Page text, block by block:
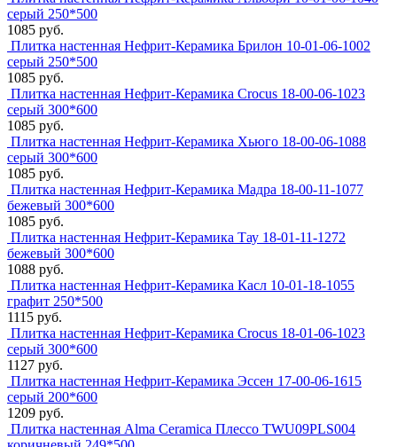
серый 250*500
1085 руб.
Плитка настенная Нефрит-Керамика Брилон 10-01-06-1002
серый 250*500
1085 руб.
Плитка настенная Нефрит-Керамика Crocus 18-00-06-1023
серый 300*600
1085 руб.
Плитка настенная Нефрит-Керамика Хьюго 18-00-06-1088
серый 300*600
1085 руб.
Плитка настенная Нефрит-Керамика Мадра 18-00-11-1077
бежевый 300*600
1085 руб.
Плитка настенная Нефрит-Керамика Тау 18-01-11-1272
бежевый 300*600
1088 руб.
Плитка настенная Нефрит-Керамика Касл 10-01-18-1055
графит 250*500
1115 руб.
Плитка настенная Нефрит-Керамика Crocus 18-01-06-1023
серый 300*600
1127 руб.
Плитка настенная Нефрит-Керамика Эссен 17-00-06-1615
серый 200*600
1209 руб.
Плитка настенная Alma Ceramica Плессо TWU09PLS004